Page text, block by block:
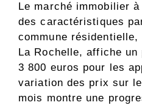
Le marché immobilier
des caractéristiques
commune
La Rochelle, affiche un
3 800 euros pour les
variation des prix sur
mois montre une